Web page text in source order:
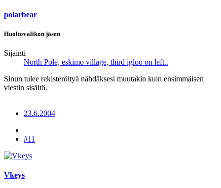
polarbear
Huoltovalikon jäsen
Sijainti
North Pole, eskimo village, third igloo on left..
Sinun tulee rekisteröityä nähdäksesi muutakin kuin ensimmäisen
viestin sisältö.
23.6.2004
#11
Vkeys